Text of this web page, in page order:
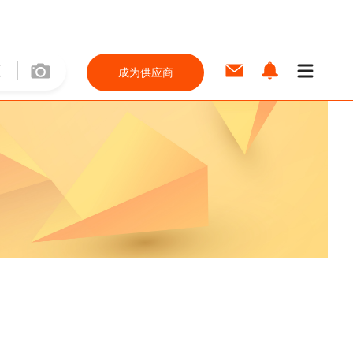
成为供应商